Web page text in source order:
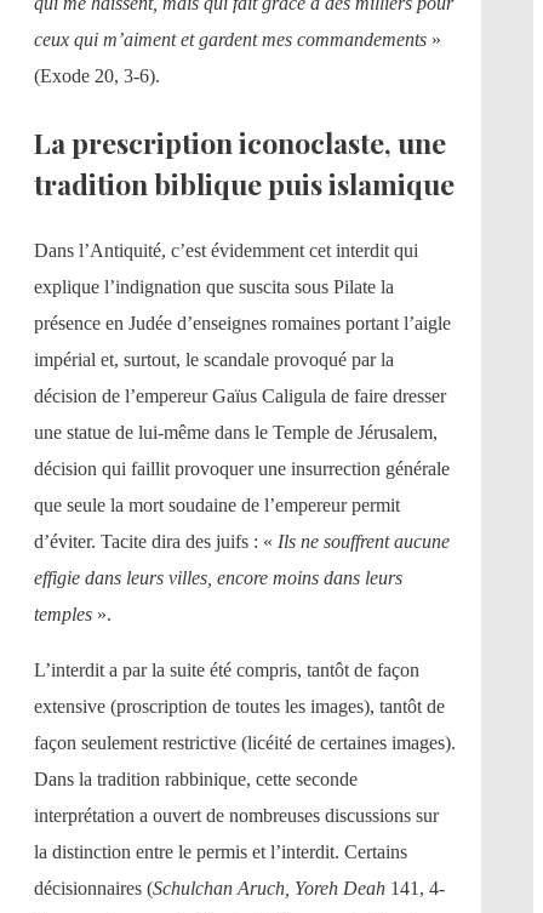
ceux qui m’aiment et gardent mes commandements »
(Exode 20, 3-6).
La prescription iconoclaste, une
tradition biblique puis islamique
Dans l’Antiquité, c’est évidemment cet interdit qui
explique l’indignation que suscita sous Pilate la
présence en Judée d’enseignes romaines portant l’aigle
impérial et, surtout, le scandale provoqué par la
décision de l’empereur Gaïus Caligula de faire dresser
une statue de lui-même dans le Temple de Jérusalem,
décision qui faillit provoquer une insurrection générale
que seule la mort soudaine de l’empereur permit
d’éviter. Tacite dira des juifs : « Ils ne souffrent aucune
effigie dans leurs villes, encore moins dans leurs
temples ».
L’interdit a par la suite été compris, tantôt de façon
extensive (proscription de toutes les images), tantôt de
façon seulement restrictive (licéité de certaines images).
Dans la tradition rabbinique, cette seconde
interprétation a ouvert de nombreuses discussions sur
la distinction entre le permis et l’interdit. Certains
décisionnaires (Schulchan Aruch, Yoreh Deah 141, 4-